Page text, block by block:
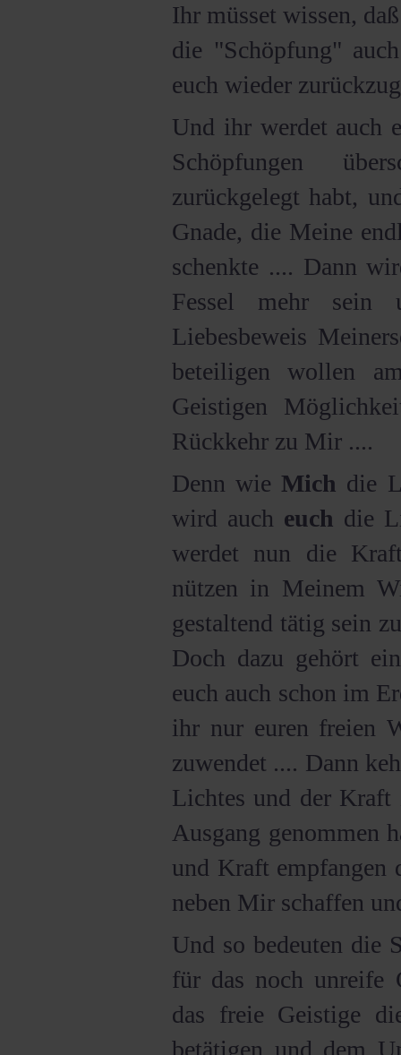
Ihr müsset wissen,
die "Schöpfung"
euch wieder
Und ihr werdet auch
Schöpfungen
zurückgelegt habt,
Gnade, die Meine
schenkte .... Dann
Fessel mehr sein
Liebesbeweis
beteiligen wollen
Geistigen
Rückkehr zu Mir ....
Denn wie Mich die
wird auch euch die
werdet nun die
nützen in Meinem
gestaltend tätig sein
Doch dazu gehört
euch auch schon im
ihr nur euren freien
zuwendet .... Dann
Lichtes und der
Ausgang genommen
und Kraft empfangen
neben Mir schaffen
Und so bedeuten die
für das noch unreife
das freie Geistige
betätigen und dem